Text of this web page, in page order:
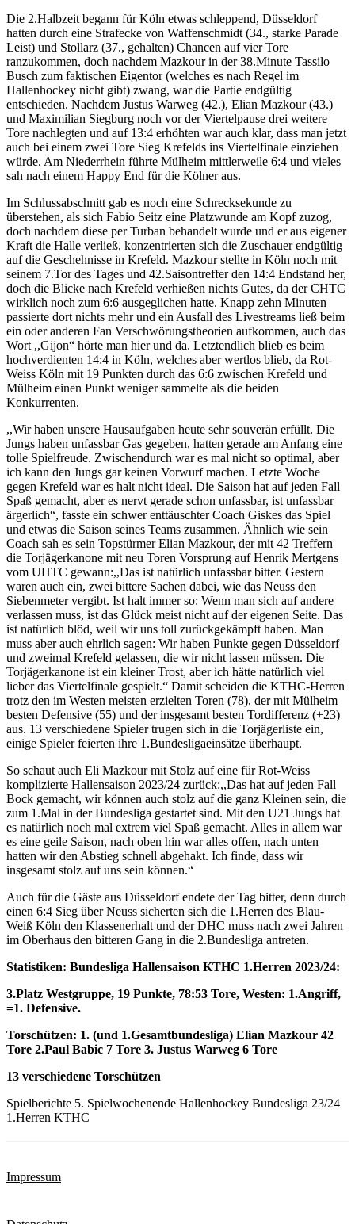
Die 2.Halbzeit begann für Köln etwas schleppend, Düsseldorf
hatten durch eine Strafecke von Waffenschmidt (34., starke Parade
Leist) und Stollarz (37., gehalten) Chancen auf vier Tore
ranzukommen, doch nachdem Mazkour in der 38.Minute Tassilo
Busch zum faktischen Eigentor (welches es nach Regel im
Hallenhockey nicht gibt) zwang, war die Partie endgültig
entschieden. Nachdem Justus Warweg (42.), Elian Mazkour (43.)
und Maximilian Siegburg noch vor der Viertelpause drei weitere
Tore nachlegten und auf 13:4 erhöhten war auch klar, dass man jetzt
auch bei einem zwei Tore Sieg Krefelds ins Viertelfinale einziehen
würde. Am Niederrhein führte Mülheim mittlerweile 6:4 und vieles
sah nach einem Happy End für die Kölner aus.
Im Schlussabschnitt gab es noch eine Schrecksekunde zu
überstehen, als sich Fabio Seitz eine Platzwunde am Kopf zuzog,
doch nachdem diese per Turban behandelt wurde und er aus eigener
Kraft die Halle verließ, konzentrierten sich die Zuschauer endgültig
auf die Geschehnisse in Krefeld. Mazkour stellte in Köln noch mit
seinem 7.Tor des Tages und 42.Saisontreffer den 14:4 Endstand her,
doch die Blicke nach Krefeld verhießen nichts Gutes, da der CHTC
wirklich noch zum 6:6 ausgeglichen hatte. Knapp zehn Minuten
passierte dort nichts mehr und ein Ausfall des Livestreams ließ beim
ein oder anderen Fan Verschwörungstheorien aufkommen, auch das
Wort ,,Gijon“ hörte man hier und da. Letztendlich blieb es beim
hochverdienten 14:4 in Köln, welches aber wertlos blieb, da Rot-
Weiss Köln mit 19 Punkten durch das 6:6 zwischen Krefeld und
Mülheim einen Punkt weniger sammelte als die beiden
Konkurrenten.
,,Wir haben unsere Hausaufgaben heute sehr souverän erfüllt. Die
Jungs haben unfassbar Gas gegeben, hatten gerade am Anfang eine
tolle Spielfreude. Zwischendurch war es mal nicht so optimal, aber
ich kann den Jungs gar keinen Vorwurf machen. Letzte Woche
gegen Krefeld war es halt nicht ideal. Die Saison hat auf jeden Fall
Spaß gemacht, aber es nervt gerade schon unfassbar, ist unfassbar
ärgerlich“, fasste ein schwer enttäuschter Coach Giskes das Spiel
und etwas die Saison seines Teams zusammen. Ähnlich wie sein
Coach sah es sein Topstürmer Elian Mazkour, der mit 42 Treffern
die Torjägerkanone mit neu Toren Vorsprung auf Henrik Mertgens
vom UHTC gewann:,,Das ist natürlich unfassbar bitter. Gestern
waren auch ein, zwei bittere Sachen dabei, wie das Neuss den
Siebenmeter vergibt. Ist halt immer so: Wenn man sich auf andere
verlassen muss, ist das Glück meist nicht auf der eigenen Seite. Das
ist natürlich blöd, weil wir uns toll zurückgekämpft haben. Man
muss aber auch ehrlich sagen: Wir haben Punkte gegen Düsseldorf
und zweimal Krefeld gelassen, die wir nicht lassen müssen. Die
Torjägerkanone ist ein kleiner Trost, aber ich hätte natürlich viel
lieber das Viertelfinale gespielt.“ Damit scheiden die KTHC-Herren
trotz den im Westen meisten erzielten Toren (78), der mit Mülheim
besten Defensive (55) und der insgesamt besten Tordifferenz (+23)
aus. 13 verschiedene Spieler trugen sich in die Torjägerliste ein,
einige Spieler feierten ihre 1.Bundesligaeinsätze überhaupt.
So schaut auch Eli Mazkour mit Stolz auf eine für Rot-Weiss
komplizierte Hallensaison 2023/24 zurück:,,Das hat auf jeden Fall
Bock gemacht, wir können auch stolz auf die ganz Kleinen sein, die
zum 1.Mal in der Bundesliga gestartet sind. Mit den U21 Jungs hat
es natürlich noch mal extrem viel Spaß gemacht. Alles in allem war
es eine geile Saison, nach oben hin war alles offen, nach unten
hatten wir den Abstieg schnell abgehakt. Ich finde, dass wir
insgesamt stolz auf uns sein können.“
Auch für die Gäste aus Düsseldorf endete der Tag bitter, denn durch
einen 6:4 Sieg über Neuss sicherten sich die 1.Herren des Blau-
Weiß Köln den Klassenerhalt und der DHC muss nach zwei Jahren
im Oberhaus den bitteren Gang in die 2.Bundesliga antreten.
Statistiken: Bundesliga Hallensaison KTHC 1.Herren 2023/24:
3.Platz Westgruppe, 19 Punkte, 78:53 Tore, Westen: 1.Angriff,
=1. Defensive.
Torschützen: 1. (und 1.Gesamtbundesliga) Elian Mazkour 42
Tore 2.Paul Babic 7 Tore 3. Justus Warweg 6 Tore
13 verschiedene Torschützen
Spielberichte 5. Spielwochenende Hallenhockey Bundesliga 23/24
1.Herren KTHC
Impressum